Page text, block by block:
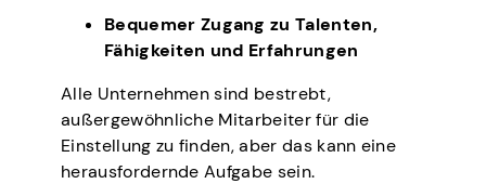
Bequemer Zugang zu Talenten,
Fähigkeiten und Erfahrungen
Alle Unternehmen sind bestrebt,
außergewöhnliche Mitarbeiter für die
Einstellung zu finden, aber das kann eine
herausfordernde Aufgabe sein.